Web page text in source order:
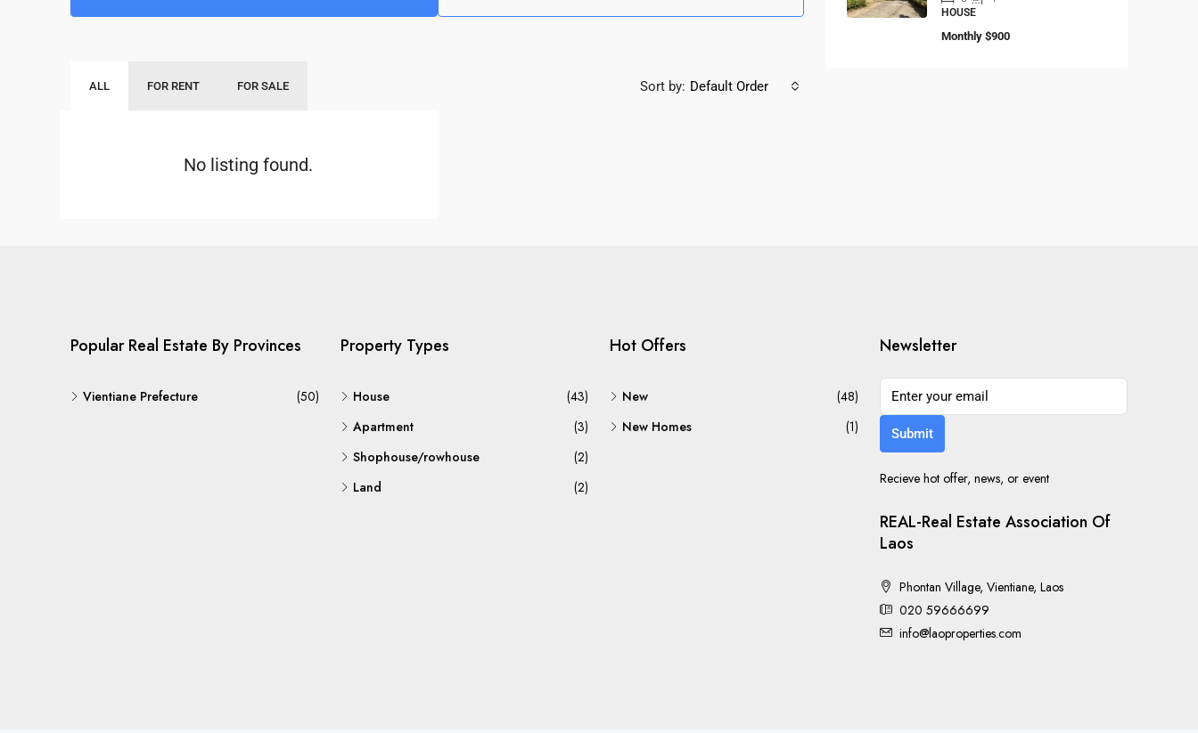
ALL FOR RENT FOR SALE Sort by: Default Order
No listing found.
HOUSE
Monthly $900
Popular Real Estate By Provinces
Vientiane Prefecture (50)
Property Types
House
(43)
Apartment
(3)
Shophouse/rowhouse
(2)
Land
(2)
Hot Offers
New
(48)
New Homes
(1)
Newsletter
Submit
Recieve hot offer, news, or event
REAL-Real Estate Association Of
Laos
Phontan Village, Vientiane, Laos
020 59666699
info@laoproperties.com